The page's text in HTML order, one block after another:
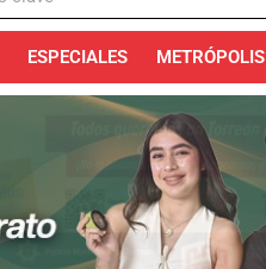
ESPECIALES METRÓPOLIS